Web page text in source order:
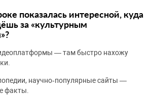
показалась интересной, куда
за «культурным
— там быстро нахожу
научно‑популярные сайты —
факты.